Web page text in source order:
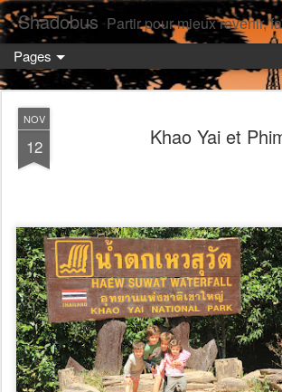
Shadobus Partir pour mieux revenir, faire
Pages
NOV
12 Khao Yai et